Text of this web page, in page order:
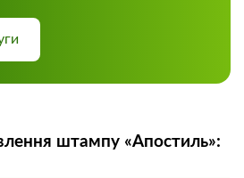
штампу «Апостиль»: